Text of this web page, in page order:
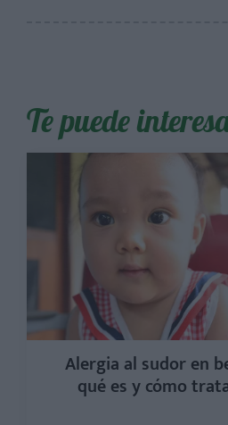
Te puede
Alergia al sudor en
qué es y cómo